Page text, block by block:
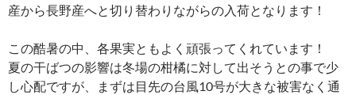
産から長野産へと切り替わりながらの入荷となります！
この酷暑の中、各果実ともよく頑張ってくれています！
夏の干ばつの影響は冬場の柑橘に対して出そうとの事で少
し心配ですが、まずは目先の台風10号が大きな被害なく通